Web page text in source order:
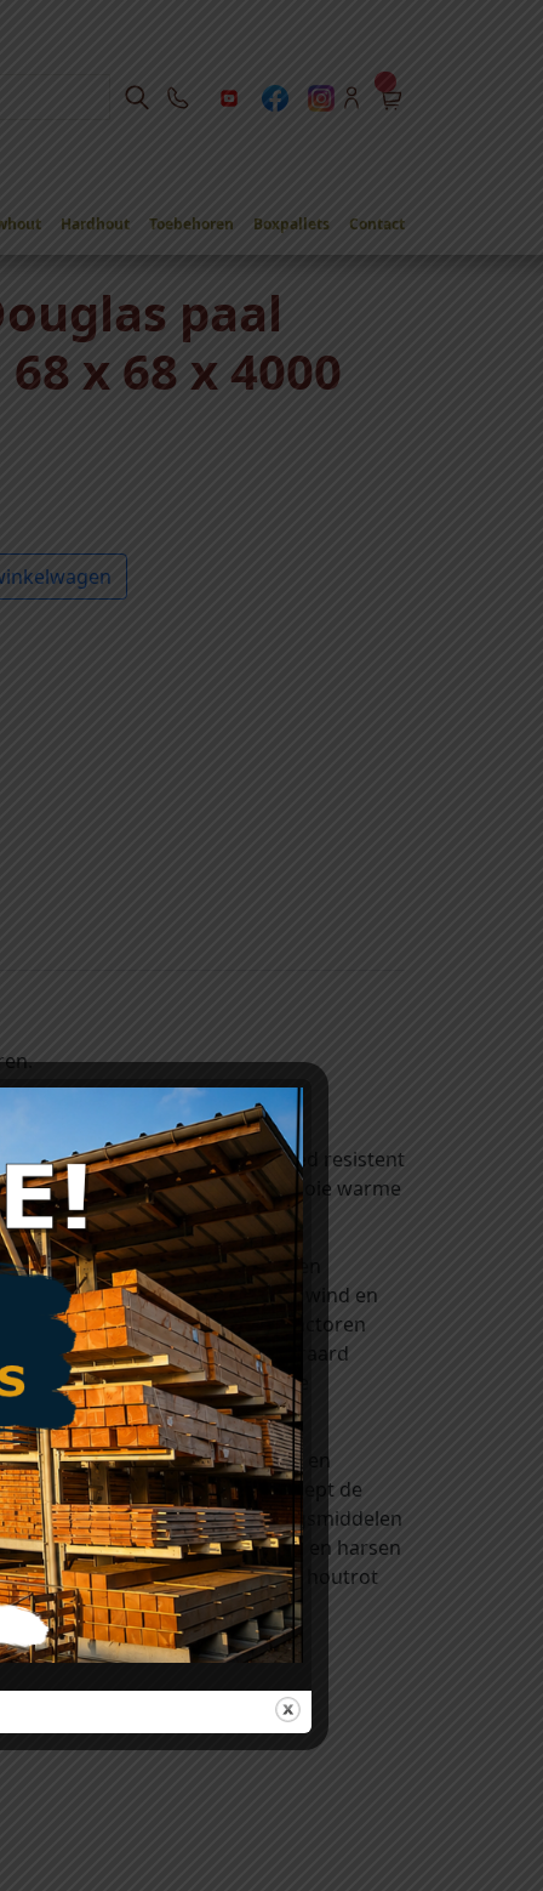
Hardhout Toebehoren Boxpallets Contact
mm
paal
x 68 x 4000
3, dat wil zeggen dat het goed resistent
en heeft een mooie warme
zoals zon en regen
De combinatie van regen, wind en
genoemd. Door deze twee factoren
krijgen zal deze vergrijzing uiteraard
grijs. Delen aan de binnenzijde
Kijk eens bij onze rubriek ‘verf en
naturel(kleurloos) of lariks (verdiept de
Het zijn houtverduurzamingsmiddelen
de invloeden van licht, weer en harsen
van hout door blauw- en houtrot
worden.